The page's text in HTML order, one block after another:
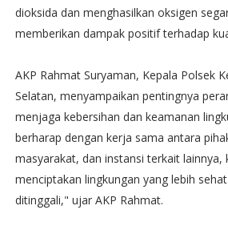
dioksida dan menghasilkan oksigen
memberikan dampak positif terhadap
AKP Rahmat Suryaman, Kepala Polsek
Selatan, menyampaikan pentingnya
menjaga kebersihan dan keamanan
berharap dengan kerja sama antara
masyarakat, dan instansi terkait lainnya,
menciptakan lingkungan yang lebih
ditinggali," ujar AKP Rahmat.